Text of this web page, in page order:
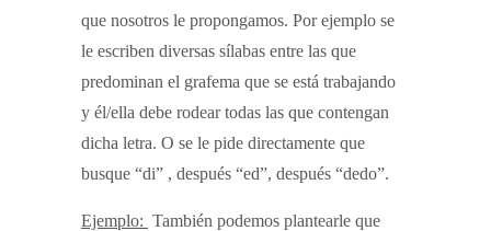
que nosotros le propongamos. Por ejemplo se
le escriben diversas sílabas entre las que
predominan el grafema que se está trabajando
y él/ella debe rodear todas las que contengan
dicha letra. O se le pide directamente que
busque “di” , después “ed”, después “dedo”.
Ejemplo: También podemos plantearle que